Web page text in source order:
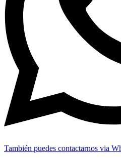
También puedes contactarnos via